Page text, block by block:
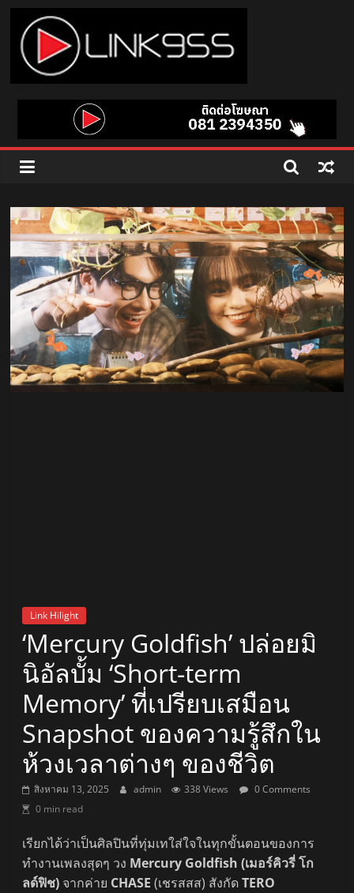
Skip
content
Link
95.5
คลื่น
เพลง
ฮิต
สุด
คูล
สถานี
FM
ลพบุรี
Link Hilight
‘Mercury Goldfish’ ปล่อยมิ
นิอัลบั้ม ‘Short-term
Memory’ ที่เปรียบเสมือน
Snapshot ของความรู้สึกใน
ห้วงเวลาต่างๆ ของชีวิต
สิงหาคม 13, 2025 admin 338 Views
0 Comments
0 min read
เรียกได้ว่าเป็นศิลปินที่ทุ่มเทใส่ใจในทุกขั้นตอนของการ
ทำงานเพลงสุดๆ วง Mercury Goldfish (เมอร์คิวรี่ โก
ลด์ฟิช) จากค่าย CHASE (เชรสสส) สังกัดTERO